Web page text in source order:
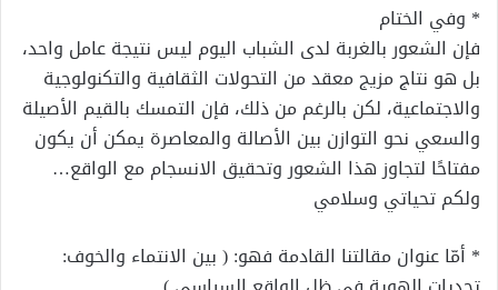
* وفي الختام
فإن الشعور بالغربة لدى الشباب اليوم ليس نتيجة عامل واحد،
بل هو نتاج مزيج معقد من التحولات الثقافية والتكنولوجية
والاجتماعية، لكن بالرغم من ذلك، فإن التمسك بالقيم الأصيلة
والسعي نحو التوازن بين الأصالة والمعاصرة يمكن أن يكون
مفتاحًا لتجاوز هذا الشعور وتحقيق الانسجام مع الواقع…
ولكم تحياتي وسلامي
* أمّا عنوان مقالتنا القادمة فهو: ( بين الانتماء والخوف: